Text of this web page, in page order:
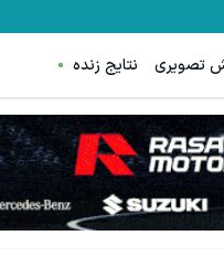
تصویری نتایج زنده
پک تقویت موی جلبک توی حمومت